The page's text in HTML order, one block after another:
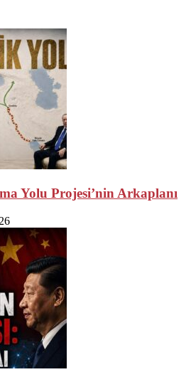
Yolu Projesi’nin Arkaplanı